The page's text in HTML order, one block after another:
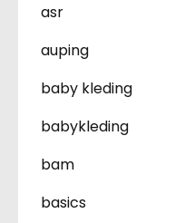
asr
auping
baby kleding
babykleding
bam
basics